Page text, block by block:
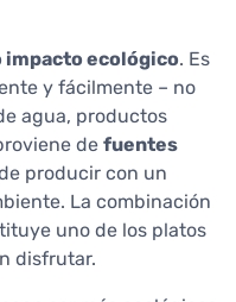
impacto ecológico. Es
y fácilmente – no
agua, productos
de fuentes
producir con un
La combinación
uno de los platos
disfrutar.